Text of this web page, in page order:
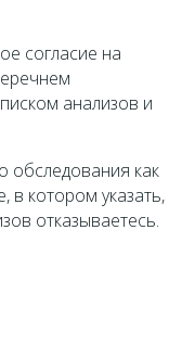
согласие на
анализов и
обследования как
котором указать,
отказываетесь.